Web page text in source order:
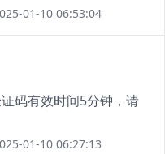
01-10 06:53:04
码有效时间5分钟，请
01-10 06:27:13